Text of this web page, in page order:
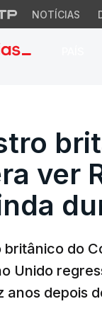
NOTÍCIAS
ver
britânico do
Unido
anos depois